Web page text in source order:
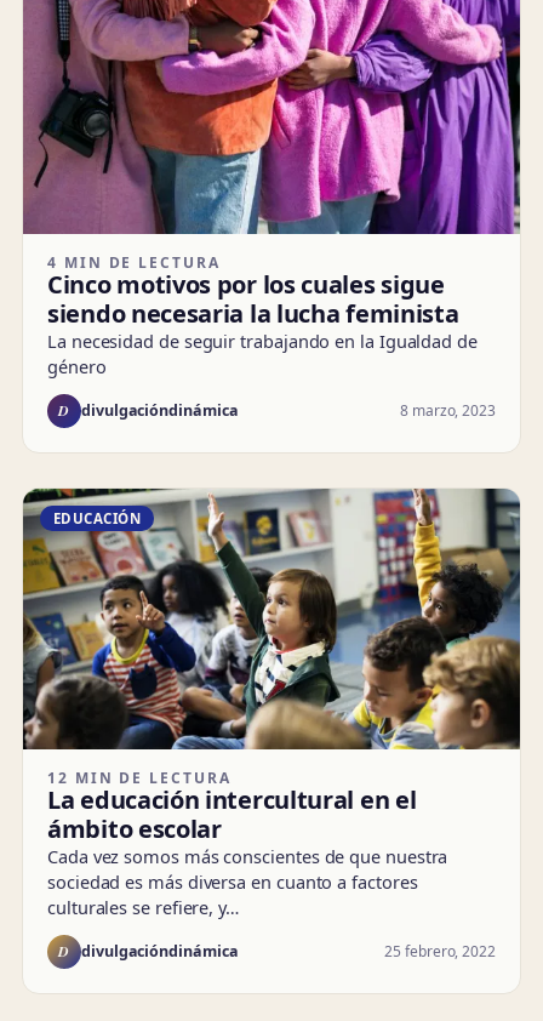
4 MIN DE LECTURA
Cinco motivos por los cuales sigue
siendo necesaria la lucha feminista
La necesidad de seguir trabajando en la Igualdad de
género
D divulgacióndinámica 8 marzo, 2023
EDUCACIÓN
12 MIN DE LECTURA
La educación intercultural en el
ámbito escolar
Cada vez somos más conscientes de que nuestra
sociedad es más diversa en cuanto a factores
culturales se refiere, y…
D divulgacióndinámica 25 febrero, 2022